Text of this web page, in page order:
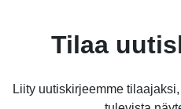
Tilaa
Liity uutiskirjeemme